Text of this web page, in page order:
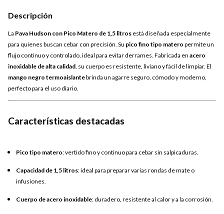
Descripción
La Pava Hudson con Pico Matero de 1,5 litros está diseñada especialmente
para quienes buscan cebar con precisión. Su pico fino tipo matero permite un
flujo continuo y controlado, ideal para evitar derrames. Fabricada en acero
inoxidable de alta calidad , su cuerpo es resistente, liviano y fácil de limpiar. El
mango negro termoaislantebrinda un agarre seguro, cómodo y moderno,
perfecto para el uso diario.
Características destacadas
Pico tipo matero: vertido fino y continuo para cebar sin salpicaduras.
Capacidad de 1,5 litros: ideal para preparar varias rondas de mate o
infusiones.
Cuerpo de acero inoxidable: duradero, resistente al calor y a la corrosión.